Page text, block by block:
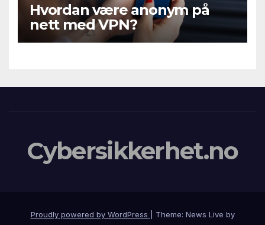
Hvordan være anonym på
nett med VPN?
Cybersikkerhet.no
Proudly powered by WordPress Theme: News Live by